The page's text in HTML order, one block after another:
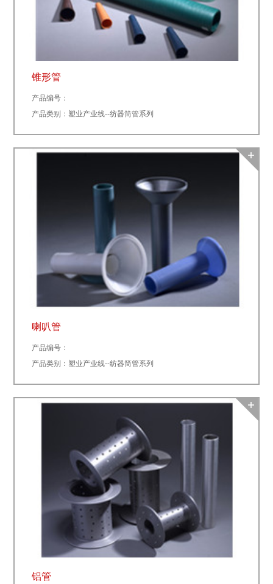
锥形管
产品编号：
产品类别：塑业产业线--纺器筒管系列
喇叭管
产品编号：
产品类别：塑业产业线--纺器筒管系列
铝管